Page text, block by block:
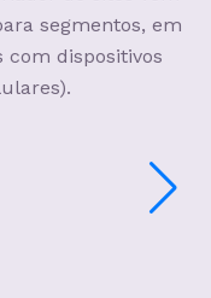
segmentos, em
com dispositivos